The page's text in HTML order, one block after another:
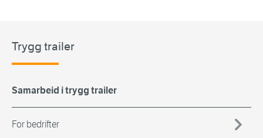
Trygg trailer
Samarbeid i trygg trailer
For bedrifter